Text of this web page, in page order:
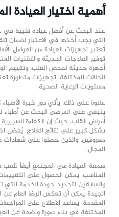
أهمية اختيار العيادة
عند البحث عنأفضل عيادة قلبية
التي يجب أخذها في الاعتبار لضمان
تُعتبر تجهيزات العيادة من العوامل
توفير العلاجات الحديثة والتقنيات
أجهزة حديثة لفحص القلب، وتقييم
للحالات المختلفة. تجهيزات متطورة
مستويات الرعاية الصحية.
علاوة على ذلك، يأتي دور خبرة
ينبغي على المرضى البحث عن
أمراض القلب، حيث إن الكفاءة
بشكل كبير على نتائج العلاج. يُفضل
معروفين، والذين حصلوا على
المجال.
سمعة العيادة في المجتمع أيضاً تلعب
المناسب. يمكن الحصول على
والسابقين لتحديد جودة الخدمة التي
الجيدة يمكن أن تعكس الرضا العام عن
المقدمة. يساعد الاطلاع على
المختلفة في بناء صورة واضحة عن